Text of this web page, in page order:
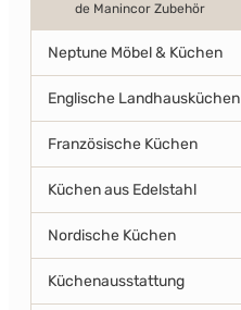
de Manincor Zubehör
Neptune Möbel & Küchen
Englische Landhausküchen
Französische Küchen
Küchen aus Edelstahl
Nordische Küchen
Küchenausstattung